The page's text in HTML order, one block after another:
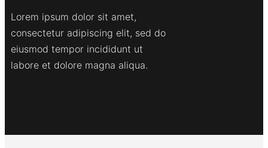
Lorem ipsum dolor sit amet,
consectetur adipiscing elit, sed do
eiusmod tempor incididunt ut
labore et dolore magna aliqua.